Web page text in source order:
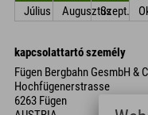
Július
AugusztusSzept.
kapcsolattartó személy
Fügen Bergbahn GesmbH &
Hochfügenerstrasse
6263 Fügen